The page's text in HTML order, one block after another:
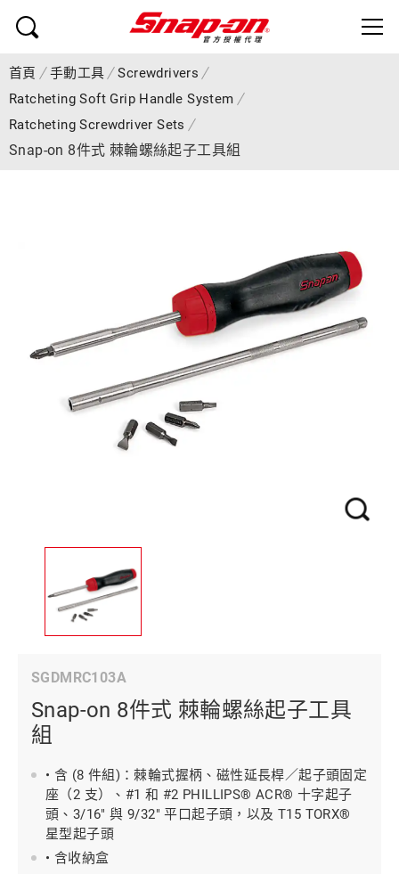
首頁 手動工具
Screwdrivers
Ratcheting Soft Grip Handle System
Ratcheting Screwdriver Sets
Snap-on 8件式 棘輪螺絲起子工具組
SGDMRC103A
Snap-on 8件式 棘輪螺絲起子工具
組
• 含 (8 件組)：棘輪式握柄、磁性延長桿／起子頭固定
座（2 支）、#1 和 #2 PHILLIPS® ACR® 十字起子
頭、3/16" 與 9/32" 平口起子頭，以及 T15 TORX®
星型起子頭
• 含收納盒